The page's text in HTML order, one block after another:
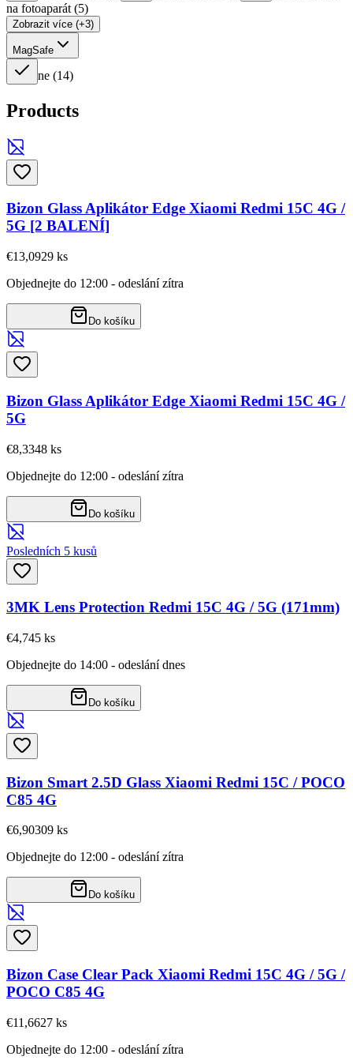
na fotoaparát (5)
Zobrazit více (+3)
MagSafe
ne (14)
Products
Bizon Glass Aplikátor Edge Xiaomi Redmi 15C 4G /
5G [2 BALENÍ]
€13,0929 ks
Objednejte do 12:00 - odeslání zítra
Do košíku
Bizon Glass Aplikátor Edge Xiaomi Redmi 15C 4G /
5G
€8,3348 ks
Objednejte do 12:00 - odeslání zítra
Do košíku
Posledních 5 kusů
3MK Lens Protection Redmi 15C 4G / 5G (171mm)
€4,745 ks
Objednejte do 14:00 - odeslání dnes
Do košíku
Bizon Smart 2.5D Glass Xiaomi Redmi 15C / POCO
C85 4G
€6,90309 ks
Objednejte do 12:00 - odeslání zítra
Do košíku
Bizon Case Clear Pack Xiaomi Redmi 15C 4G / 5G /
POCO C85 4G
€11,6627 ks
Objednejte do 12:00 - odeslání zítra